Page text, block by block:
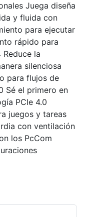
Juega diseña
y fluida con
para ejecutar
rápido para
Reduce la
silenciosa
para flujos de
Sé el primero en
PCIe 4.0
juegos y tareas
con ventilación
los PcCom